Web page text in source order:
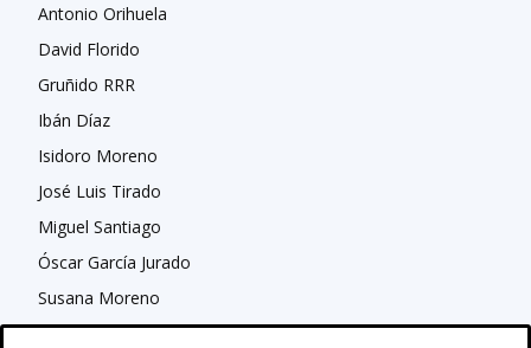
Antonio Orihuela
David Florido
Gruñido RRR
Ibán Díaz
Isidoro Moreno
José Luis Tirado
Miguel Santiago
Óscar García Jurado
Susana Moreno